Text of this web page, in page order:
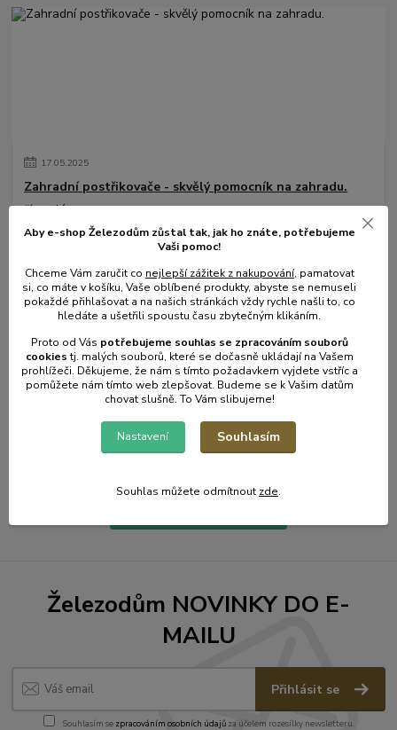
17.05.2025
Zahradní postřikovače - skvělý pomocník na zahradu.
číst celé
Zahradní kalendář - únor.
Železodům NOVINKY DO E-
MAILU
Přihlásit se
Souhlasím se zpracováním osobních údajůza účelem rozesílky newsletteru.
Aby e-shop Železodům zůstal tak, jak ho znáte, potřebujeme
Vaši pomoc!
Chceme Vám zaručit co nejlepší zážitek z nakupování, pamatovat
si, co máte v košíku, Vaše oblíbené produkty, abyste se nemuseli
pokaždé přihlašovat a na našich stránkách vždy rychle našli to, co
hledáte a ušetřili spoustu času zbytečným klikáním.
Proto od Vás potřebujeme souhlas se zpracováním souborů
cookiestj. malých souborů, které se dočasně ukládají na Vašem
prohlížeči. Děkujeme, že nám s tímto požadavkem vyjdete vstříc a
pomůžete nám tímto web zlepšovat. Budeme se k Vašim datům
chovat slušně. To Vám slibujeme!
Nastavení Souhlasím
Souhlas můžete odmítnout zde.